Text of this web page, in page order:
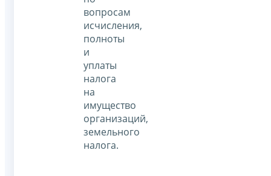
вопросам
исчисления,
полноты
и
уплаты
налога
на
имущество
организаций,
земельного
налога.